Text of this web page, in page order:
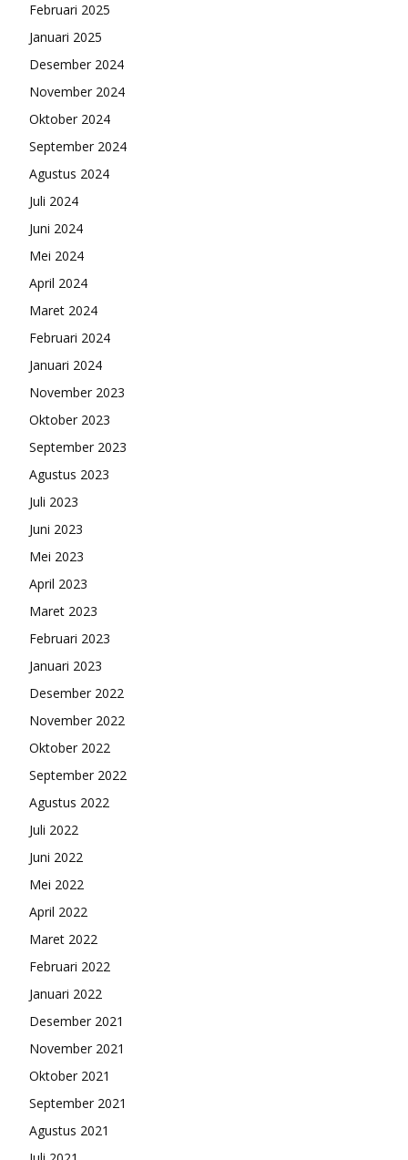
Februari 2025
Januari 2025
Desember 2024
November 2024
Oktober 2024
September 2024
Agustus 2024
Juli 2024
Juni 2024
Mei 2024
April 2024
Maret 2024
Februari 2024
Januari 2024
November 2023
Oktober 2023
September 2023
Agustus 2023
Juli 2023
Juni 2023
Mei 2023
April 2023
Maret 2023
Februari 2023
Januari 2023
Desember 2022
November 2022
Oktober 2022
September 2022
Agustus 2022
Juli 2022
Juni 2022
Mei 2022
April 2022
Maret 2022
Februari 2022
Januari 2022
Desember 2021
November 2021
Oktober 2021
September 2021
Agustus 2021